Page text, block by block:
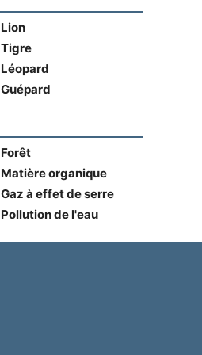
Lion
Tigre
Léopard
Guépard
Forêt
Matière organique
Gaz à effet de serre
Pollution de l'eau